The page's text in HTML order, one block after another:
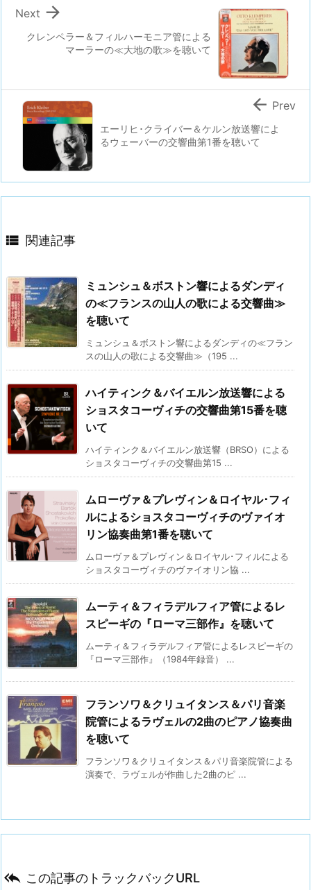
クレンペラー＆フィルハーモニア管による
マーラーの≪大地の歌≫を聴いて

Next
エーリヒ･クライバー＆ケルン放送響によ
るウェーバーの交響曲第1番を聴いて
 Prev
 関連記事
ミュンシュ＆ボストン響によるダンディ
の≪フランスの山人の歌による交響曲≫
を聴いて
ミュンシュ＆ボストン響によるダンディの≪フラン
スの山人の歌による交響曲≫（195 ...
ハイティンク＆バイエルン放送響による
ショスタコーヴィチの交響曲第15番を聴
いて
ハイティンク＆バイエルン放送響（BRSO）による
ショスタコーヴィチの交響曲第15 ...
ムローヴァ＆プレヴィン＆ロイヤル･フィ
ルによるショスタコーヴィチのヴァイオ
リン協奏曲第1番を聴いて
ムローヴァ＆プレヴィン＆ロイヤル･フィルによる
ショスタコーヴィチのヴァイオリン協 ...
ムーティ＆フィラデルフィア管によるレ
スピーギの『ローマ三部作』を聴いて
ムーティ＆フィラデルフィア管によるレスピーギの
『ローマ三部作』（1984年録音） ...
フランソワ＆クリュイタンス＆パリ音楽
院管によるラヴェルの2曲のピアノ協奏曲
を聴いて
フランソワ＆クリュイタンス＆パリ音楽院管による
演奏で、ラヴェルが作曲した2曲のピ ...
 この記事のトラックバックURL